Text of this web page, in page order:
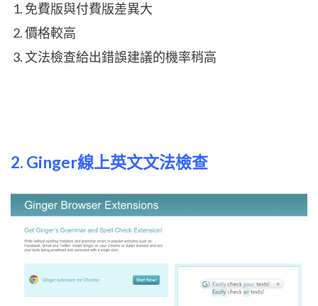
免費版與付費版差異大
價格較高
文法檢查給出錯誤建議的機率稍高
2. Ginger線上英文文法檢查